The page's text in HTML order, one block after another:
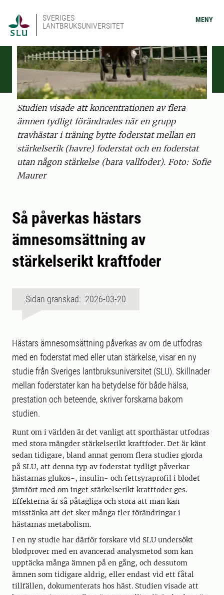
SVERIGES
LANTBRUKSUNIVERSITET
MENY
Studien visade att koncentrationen av flera
ämnen tydligt förändrades när en grupp
travhästar i träning bytte foderstat mellan en
stärkelserik (havre) foderstat och en foderstat
utan någon stärkelse (bara vallfoder). Foto: Sofie
Maurer
Så påverkas hästars
ämnesomsättning av
stärkelserikt kraftfoder
Sidan granskad: 2026-03-20
Hästars ämnesomsättning påverkas av om de utfodras
med en foderstat med eller utan stärkelse, visar en ny
studie från Sveriges lantbruksuniversitet (SLU). Skillnader
mellan foderstater kan ha betydelse för både hälsa,
prestation och beteende, skriver forskarna bakom
studien.
Runt om i världen är det vanligt att sporthästar utfodras
med stora mängder stärkelserikt kraftfoder. Det är känt
sedan tidigare, bland annat genom flera studier gjorda
på SLU, att denna typ av foderstat tydligt påverkar
hästarnas glukos-, insulin- och fettsyraprofil i blodet
jämfört med om inget stärkelserikt kraftfoder ges.
Effekterna är så påtagliga och stora att man kan
misstänka att det sker många fler förändringar i
hästarnas metabolism.
I en ny studie har därför forskare vid SLU undersökt
blodprover med en avancerad analysmetod som kan
upptäcka många ämnen på en gång, och dessutom
ämnen som tidigare aldrig, eller endast vid ett fåtal
tillfällen, dokumenterats hos häst. Studien visade att